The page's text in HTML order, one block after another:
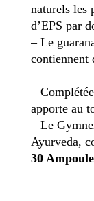
naturels les
d’EPS par
– Le
contiennent
–
apporte au
– Le
Ayurveda,
30